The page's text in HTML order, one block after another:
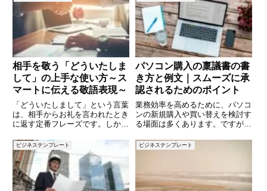
相手を敬う「どういたしま
して」の上手な使い方～ス
マートに伝える敬語表現～
「どういたしまして」という言葉
は、相手からお礼を言われたとき
に返す定番フレーズです。しか
ため、目上の人やビジネスシーン
では少し使いづらいと感じる方も
いるのではないでしょうか。本記
事では、「どういたしまして」の
敬
パソコン購入の稟議書の書
き方と例文｜スムーズに承
認されるためのポイント
業務効率を高めるために、パソコ
ンの新規購入や買い替えを検討す
る場面は多くあります。ですが、
して承認を得る必要があります。
特にパソコンは単価も高く、慎重
のある稟議書の作成が重要です。
ビジネステンプレート ビジネステンプレート